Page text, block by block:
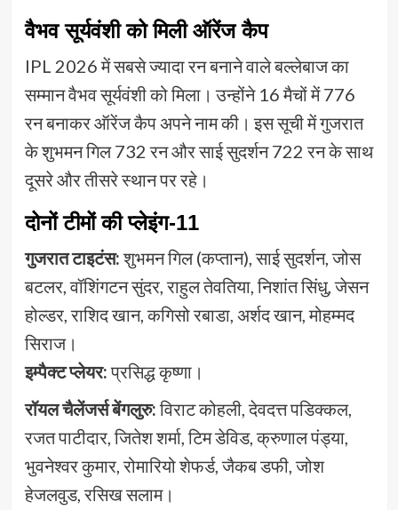
वैभव सूर्यवंशी को मिली ऑरेंज कैप
IPL 2026 में सबसे ज्यादा रन बनाने वाले बल्लेबाज का
सम्मान वैभव सूर्यवंशी को मिला। उन्होंने 16 मैचों में 776
रन बनाकर ऑरेंज कैप अपने नाम की। इस सूची में गुजरात
के शुभमन गिल 732 रन और साई सुदर्शन 722 रन के साथ
दूसरे और तीसरे स्थान पर रहे।
दोनों टीमों की प्लेइंग-11
गुजरात टाइटंस:शुभमन गिल (कप्तान), साई सुदर्शन, जोस
बटलर, वॉशिंगटन सुंदर, राहुल तेवतिया, निशांत सिंधु, जेसन
होल्डर, राशिद खान, कगिसो रबाडा, अर्शद खान, मोहम्मद
सिराज।
इम्पैक्ट प्लेयर:प्रसिद्ध कृष्णा।
रॉयल चैलेंजर्स बेंगलुरु:विराट कोहली, देवदत्त पडिक्कल,
रजत पाटीदार, जितेश शर्मा, टिम डेविड, क्रुणाल पंड्या,
भुवनेश्वर कुमार, रोमारियो शेफर्ड, जैकब डफी, जोश
हेजलवुड, रसिख सलाम।